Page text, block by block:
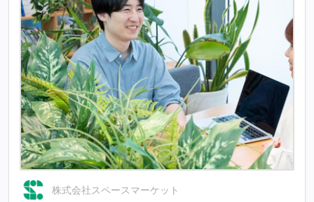
株式会社スペースマーケット